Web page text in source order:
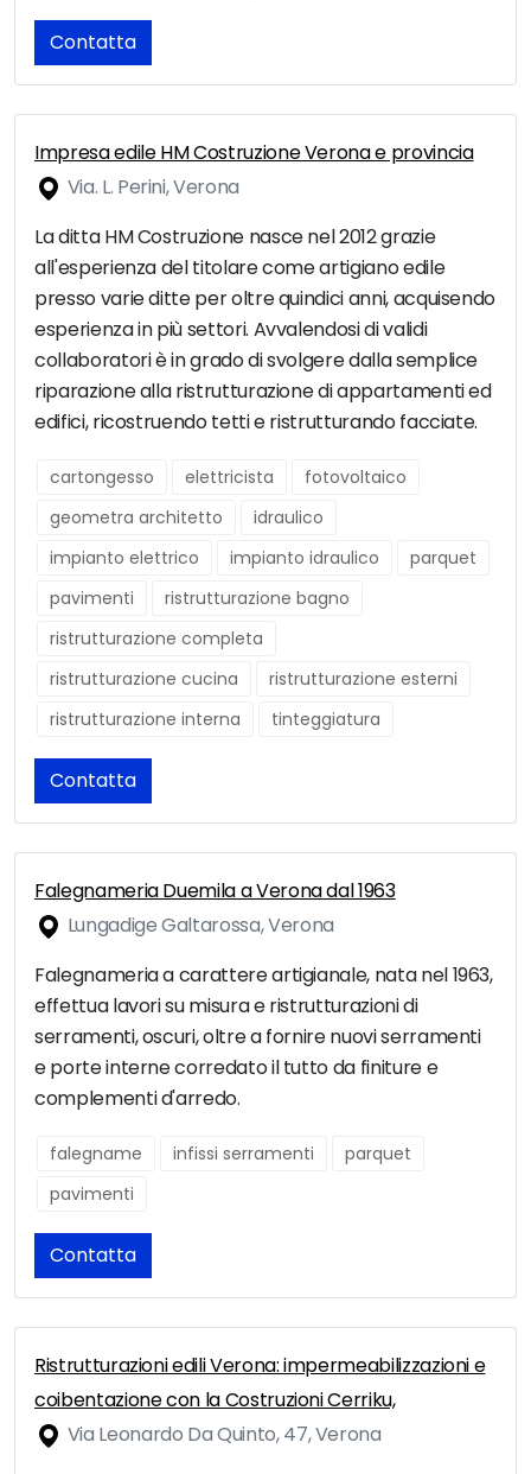
Contatta
Impresa edile HM Costruzione Verona e provincia
Via. L. Perini, Verona
La ditta HM Costruzione nasce nel 2012 grazie
all'esperienza del titolare come artigiano edile
presso varie ditte per oltre quindici anni, acquisendo
esperienza in più settori. Avvalendosi di validi
collaboratori è in grado di svolgere dalla semplice
riparazione alla ristrutturazione di appartamenti ed
edifici, ricostruendo tetti e ristrutturando facciate.
cartongesso elettricista
fotovoltaico
geometra architetto
idraulico
impianto elettrico
impianto idraulico
parquet
pavimenti
ristrutturazione bagno
ristrutturazione completa
ristrutturazione cucina
ristrutturazione esterni
ristrutturazione interna
tinteggiatura
Contatta
Falegnameria Duemila a Verona dal 1963
Lungadige Galtarossa, Verona
Falegnameria a carattere artigianale, nata nel 1963,
effettua lavori su misura e ristrutturazioni di
serramenti, oscuri, oltre a fornire nuovi serramenti
e porte interne corredato il tutto da finiture e
complementi d'arredo.
falegname infissi serramenti
parquet
pavimenti
Contatta
Ristrutturazioni edili Verona: impermeabilizzazioni e
coibentazione con la Costruzioni Cerriku,
Via Leonardo Da Quinto, 47, Verona